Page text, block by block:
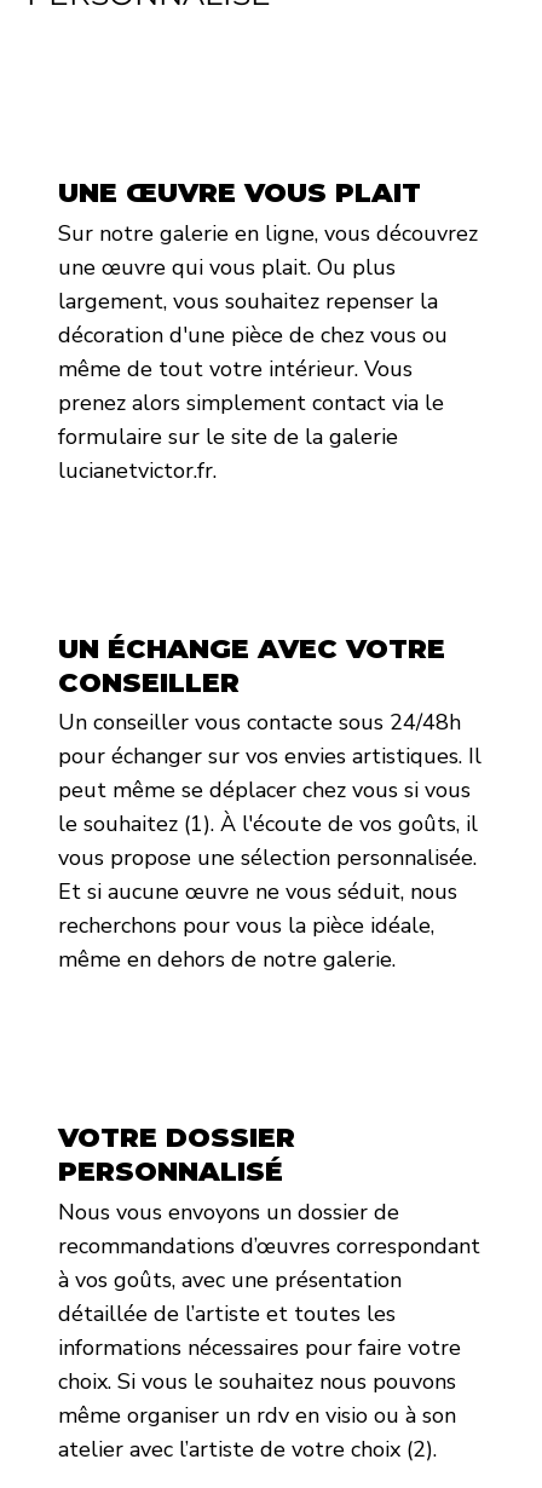
UNE ŒUVRE VOUS PLAIT
Sur notre galerie en ligne, vous découvrez
une œuvre qui vous plait. Ou plus
largement, vous souhaitez repenser la
décoration d'une pièce de chez vous ou
même de tout votre intérieur. Vous
prenez alors simplement contact via le
formulaire sur le site de la galerie
lucianetvictor.fr.
UN ÉCHANGE AVEC VOTRE
CONSEILLER
Un conseiller vous contacte sous 24/48h
pour échanger sur vos envies artistiques. Il
peut même se déplacer chez vous si vous
le souhaitez (1). À l'écoute de vos goûts, il
vous propose une sélection personnalisée.
Et si aucune œuvre ne vous séduit, nous
recherchons pour vous la pièce idéale,
même en dehors de notre galerie.
VOTRE DOSSIER
PERSONNALISÉ
Nous vous envoyons un dossier de
recommandations d’œuvres correspondant
à vos goûts, avec une présentation
détaillée de l’artiste et toutes les
informations nécessaires pour faire votre
choix. Si vous le souhaitez nous pouvons
même organiser un rdv en visio ou à son
atelier avec l’artiste de votre choix (2).